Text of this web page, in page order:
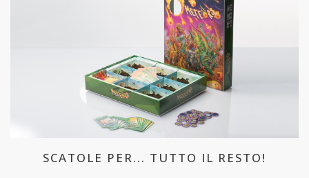
SCATOLE PER... TUTTO IL RESTO!